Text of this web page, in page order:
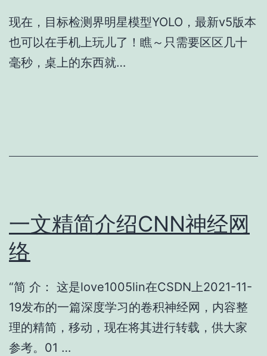
现在，目标检测界明星模型YOLO，最新v5版本
也可以在手机上玩儿了！瞧～只需要区区几十
毫秒，桌上的东西就…
一文精简介绍CNN神经网
络
“简 介： 这是love1005lin在CSDN上2021-11-
19发布的一篇深度学习的卷积神经网，内容整
理的精简，移动，现在将其进行转载，供大家
参考。01 …